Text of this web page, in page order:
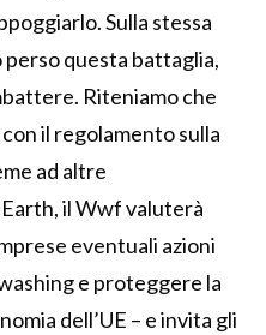
Sulla stessa
questa battaglia,
Riteniamo che
il regolamento sulla
ad altre
il Wwf valuterà
eventuali azioni
e proteggere la
dell’UE – e invita gli